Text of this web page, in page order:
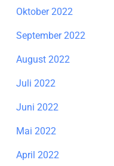
Oktober 2022
September 2022
August 2022
Juli 2022
Juni 2022
Mai 2022
April 2022